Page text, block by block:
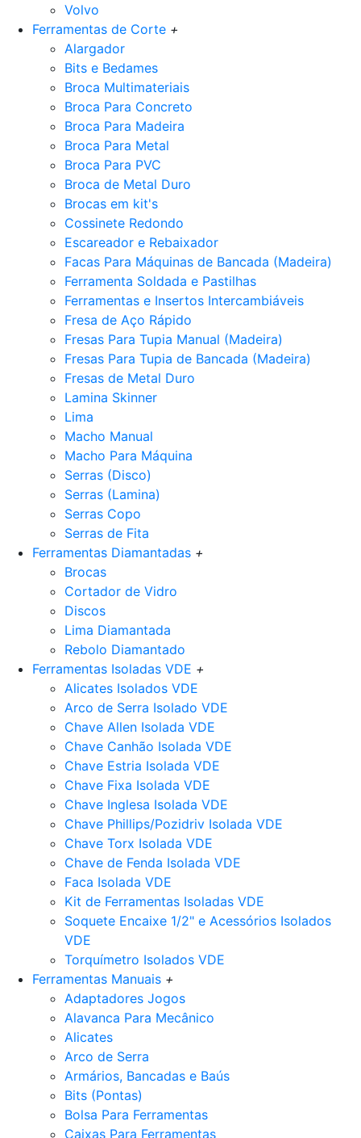
Volvo
Ferramentas de Corte +
Alargador
Bits e Bedames
Broca Multimateriais
Broca Para Concreto
Broca Para Madeira
Broca Para Metal
Broca Para PVC
Broca de Metal Duro
Brocas em kit's
Cossinete Redondo
Escareador e Rebaixador
Facas Para Máquinas de Bancada (Madeira)
Ferramenta Soldada e Pastilhas
Ferramentas e Insertos Intercambiáveis
Fresa de Aço Rápido
Fresas Para Tupia Manual (Madeira)
Fresas Para Tupia de Bancada (Madeira)
Fresas de Metal Duro
Lamina Skinner
Lima
Macho Manual
Macho Para Máquina
Serras (Disco)
Serras (Lamina)
Serras Copo
Serras de Fita
Ferramentas Diamantadas +
Brocas
Cortador de Vidro
Discos
Lima Diamantada
Rebolo Diamantado
Ferramentas Isoladas VDE +
Alicates Isolados VDE
Arco de Serra Isolado VDE
Chave Allen Isolada VDE
Chave Canhão Isolada VDE
Chave Estria Isolada VDE
Chave Fixa Isolada VDE
Chave Inglesa Isolada VDE
Chave Phillips/Pozidriv Isolada VDE
Chave Torx Isolada VDE
Chave de Fenda Isolada VDE
Faca Isolada VDE
Kit de Ferramentas Isoladas VDE
Soquete Encaixe 1/2" e Acessórios Isolados
VDE
Torquímetro Isolados VDE
Ferramentas Manuais +
Adaptadores Jogos
Alavanca Para Mecânico
Alicates
Arco de Serra
Armários, Bancadas e Baús
Bits (Pontas)
Bolsa Para Ferramentas
Caixas Para Ferramentas